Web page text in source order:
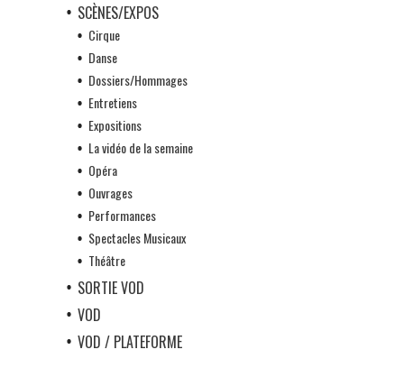
SCÈNES/EXPOS
Cirque
Danse
Dossiers/Hommages
Entretiens
Expositions
La vidéo de la semaine
Opéra
Ouvrages
Performances
Spectacles Musicaux
Théâtre
SORTIE VOD
VOD
VOD / PLATEFORME